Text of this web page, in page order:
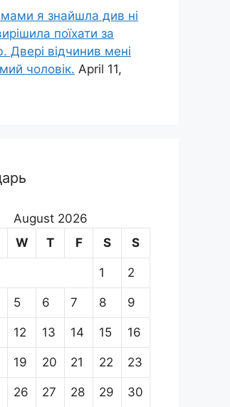
я знайшла див ні
поїхати за
Двері відчинив мені
чоловік. April 11,
August 2026
W T F S S
1 2
5 6 7 8 9
12 13 14 15 16
19 20 21 22 23
26 27 28 29 30